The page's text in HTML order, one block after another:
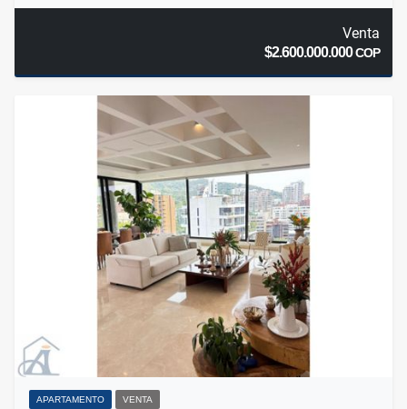
Venta
$2.600.000.000COP
APARTAMENTO VENTA